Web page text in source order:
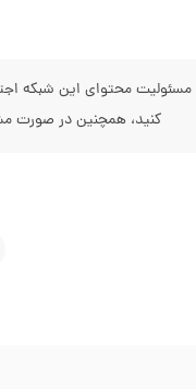
مسئولیت محتوای این شبکه
کنید، همچنین در صورت